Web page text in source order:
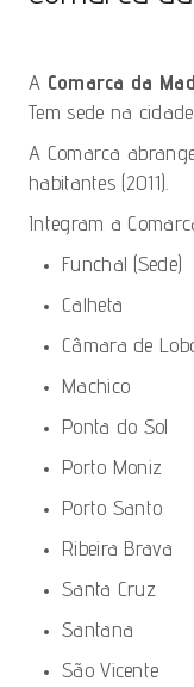
A Comarca da
Tem sede na
A Comarca
habitantes (2011).
Integram a
Funchal (Sede)
Calheta
Câmara de
Machico
Ponta do Sol
Porto Moniz
Porto Santo
Ribeira Brava
Santa Cruz
Santana
São Vicente